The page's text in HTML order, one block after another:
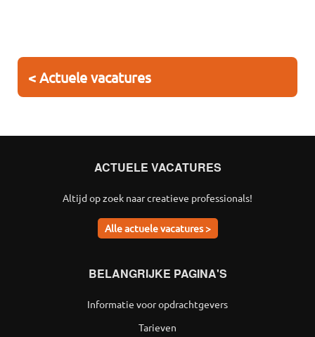
< Actuele vacatures
ACTUELE VACATURES
Altijd op zoek naar creatieve professionals!
Alle actuele vacatures >
BELANGRIJKE PAGINA'S
Informatie voor opdrachtgevers
Tarieven